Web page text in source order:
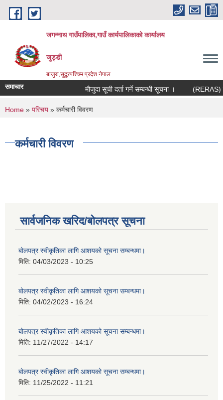
Skip to main content
जगन्नाथ गाउँपालिका,गाउँ कार्यपालिकाको कार्यालय
जुड्डी
बाजुरा,सुदूरपश्चिम प्रदेश नेपाल
समाचार मौजुदा सूची दर्ता गर्ने सम्बन्धी सूचना । (RERAS)
You are here
Home » परिचय » कर्मचारी विवरण
कर्मचारी विवरण
सार्वजनिक खरिद/बोलपत्र सूचना
बोलपत्र स्वीकृतिका लागि आशयको सूचना सम्बन्धमा।
मिति: 04/03/2023 - 10:25
बोलपत्र स्वीकृतिका लागि आशयको सूचना सम्बन्धमा।
मिति: 04/02/2023 - 16:24
बोलपत्र स्वीकृतिका लागि आशयको सूचना सम्बन्धमा।
मिति: 11/27/2022 - 14:17
बोलपत्र स्वीकृतिका लागि आशयको सूचना सम्बन्धमा।
मिति: 11/25/2022 - 11:21